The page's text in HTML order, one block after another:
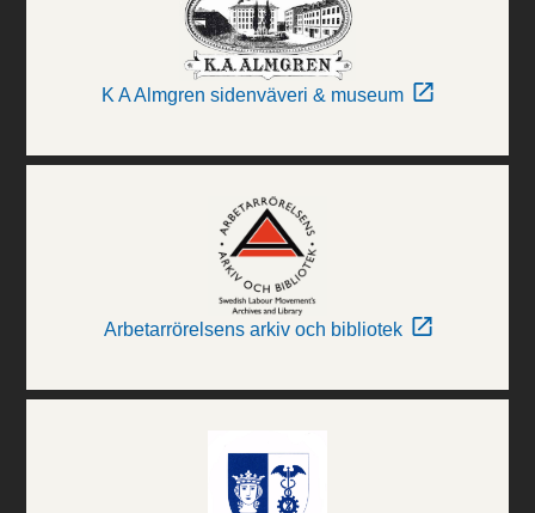
K A Almgren sidenväveri & museum
Arbetarrörelsens arkiv och bibliotek